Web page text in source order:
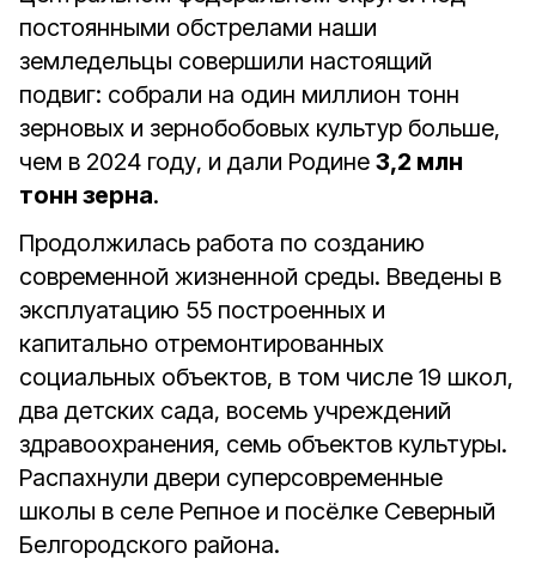
постоянными обстрелами наши
земледельцы совершили настоящий
подвиг: собрали на один миллион тонн
зерновых и зернобобовых культур больше,
чем в 2024 году, и дали Родине 3,2 млн
тонн зерна.
Продолжилась работа по созданию
современной жизненной среды. Введены в
эксплуатацию 55 построенных и
капитально отремонтированных
социальных объектов, в том числе 19 школ,
два детских сада, восемь учреждений
здравоохранения, семь объектов культуры.
Распахнули двери суперсовременные
школы в селе Репное и посёлке Северный
Белгородского района.